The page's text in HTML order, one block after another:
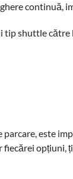
continuă,
shuttle
este